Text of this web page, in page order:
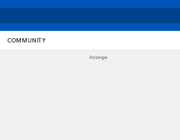
COMMUNITY